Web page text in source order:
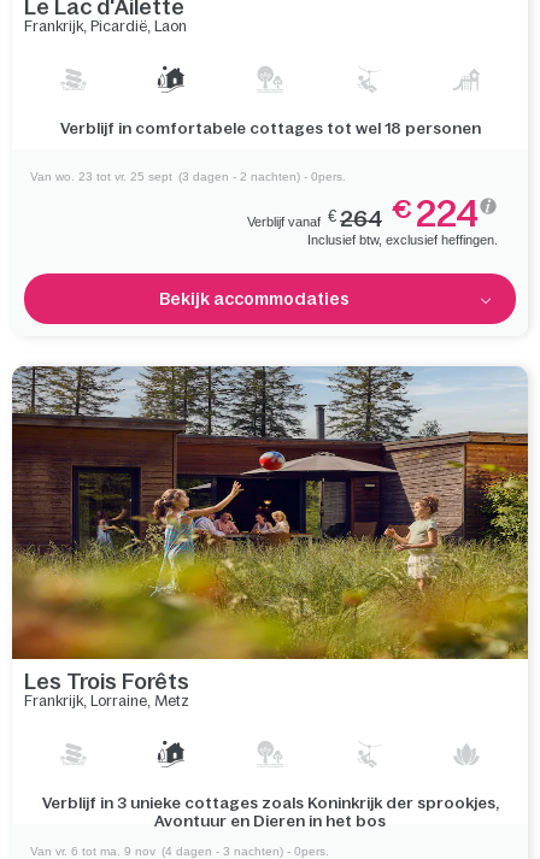
Le Lac d'Ailette
Frankrijk, Picardië, Laon
Verken een prachtig meer, vlakbij de beroemde
Van wo. 23 tot vr. 25 sept (3 dagen - 2 nachten) - 0pers.
Verblijf vanaf € 264 € 224
Inclusief btw, exclusief heffingen.
Bekijk accommodaties
Les Trois Forêts
Frankrijk, Lorraine, Metz
Dompel jezelf onder in het hart van een uitgestrekt bos van
435 hectare
Van vr. 6 tot ma. 9 nov (4 dagen - 3 nachten) - 0pers.